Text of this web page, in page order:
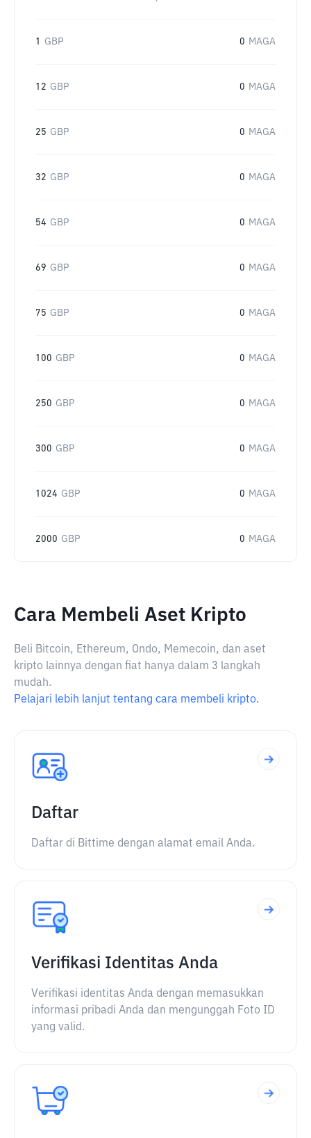
1 GBP 0 MAGA
12 GBP 0 MAGA
25 GBP 0 MAGA
32 GBP 0 MAGA
54 GBP 0 MAGA
69 GBP 0 MAGA
75 GBP 0 MAGA
100 GBP 0 MAGA
250 GBP 0 MAGA
300 GBP 0 MAGA
1024 GBP 0 MAGA
2000 GBP 0 MAGA
Cara Membeli Aset Kripto
Beli Bitcoin, Ethereum, Ondo, Memecoin, dan aset
kripto lainnya dengan fiat hanya dalam 3 langkah
mudah.
Pelajari lebih lanjut tentang cara membeli kripto.
Daftar
Daftar di Bittime dengan alamat email Anda.
Verifikasi Identitas Anda
Verifikasi identitas Anda dengan memasukkan
informasi pribadi Anda dan mengunggah Foto ID
yang valid.